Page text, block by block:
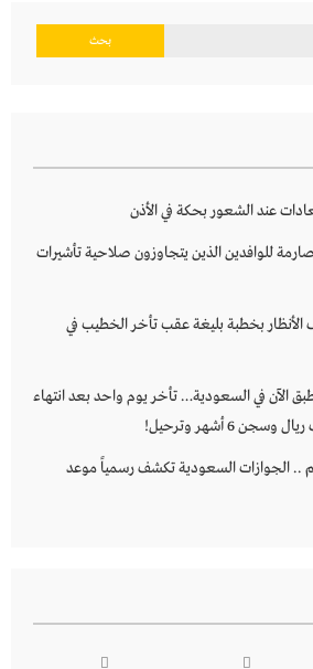
عند الشعور بحكة في الأذن
للوافدين الذين يتجاوزون صلاحية تأشيرات
الأنظار بخطبة بليغة عقب تأخر الخطيب في
الآن في السعودية… تأخر يوم واحد بعد انتهاء
.. الجوازات السعودية تكشف رسمياً موعد